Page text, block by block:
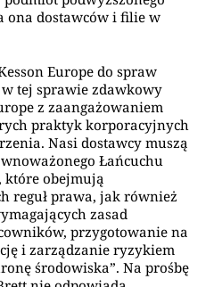
ona dostawców i filie w
Europe do spraw
tej sprawie zdawkowy
z zaangażowaniem
praktyk korporacyjnych
Nasi dostawcy muszą
Łańcuchu
które obejmują
reguł prawa, jak również
zasad
przygotowanie na
i zarządzanie ryzykiem
środowiska”. Na prośbę